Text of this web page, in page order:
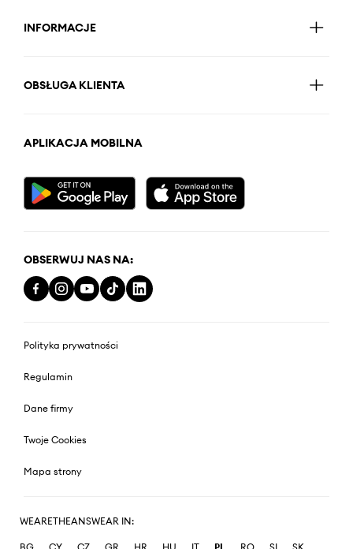
INFORMACJE
OBSŁUGA KLIENTA
APLIKACJA MOBILNA
OBSERWUJ NAS NA:
Polityka prywatności
Regulamin
Dane firmy
Twoje Cookies
Mapa strony
WEARETHEANSWEAR IN: